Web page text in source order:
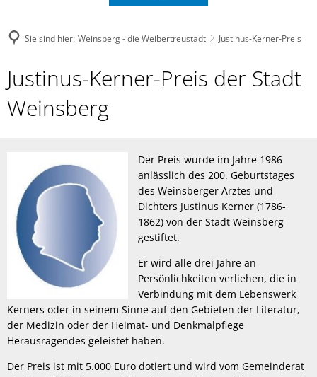
Sie sind hier: Weinsberg - die Weibertreustadt Justinus-Kerner-Preis
Justinus-
Kerner-
Justinus-Kerner-Preis der Stadt
Weinsberg
Der Preis wurde im Jahre 1986
anlässlich des 200. Geburtstages
des Weinsberger Arztes und
Dichters Justinus Kerner (1786-
1862) von der Stadt Weinsberg
gestiftet.
Er wird alle drei Jahre an
Persönlichkeiten verliehen, die in
Verbindung mit dem Lebenswerk
Kerners oder in seinem Sinne auf den Gebieten der Literatur,
der Medizin oder der Heimat- und Denkmalpflege
Herausragendes geleistet haben.
Der Preis ist mit 5.000 Euro dotiert und wird vom Gemeinderat